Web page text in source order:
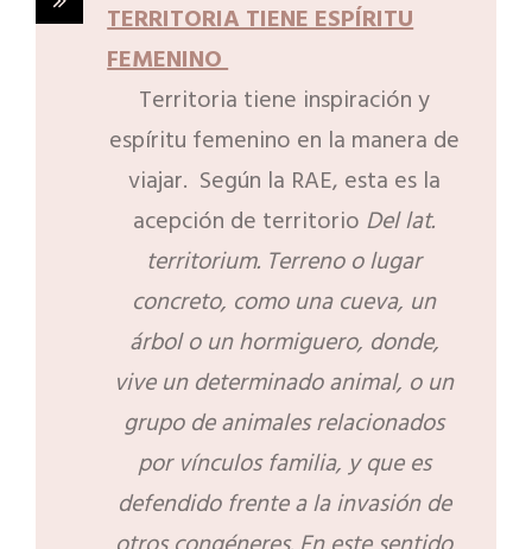
TERRITORIA TIENE ESPÍRITU
FEMENINO
Territoria tiene inspiración y
espíritu femenino en la manera de
viajar. Según la RAE, esta es la
acepción de territorio Del lat.
territorium. Terreno o lugar
concreto, como una cueva, un
árbol o un hormiguero, donde,
vive un determinado animal, o un
grupo de animales relacionados
por vínculos familia, y que es
defendido frente a la invasión de